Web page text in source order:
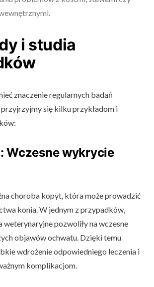
i studia
znaczenie regularnych badań
się kilku przykładom i
Wczesne wykrycie
choroba kopyt, która może prowadzić
konia. W jednym z przypadków,
weterynaryjne pozwoliły na wczesne
objawów ochwatu. Dzięki temu
wdrożenie odpowiedniego leczenia i
komplikacjom.